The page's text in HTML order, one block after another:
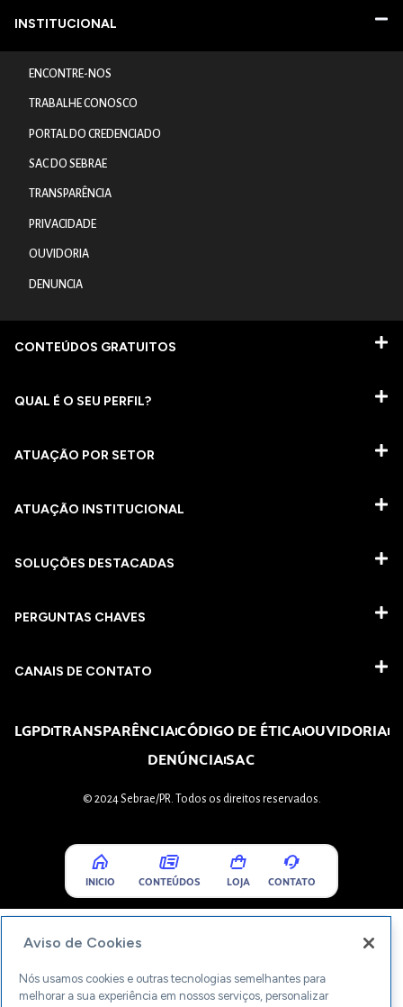
INSTITUCIONAL
ENCONTRE-NOS
TRABALHE CONOSCO
PORTAL DO CREDENCIADO
SAC DO SEBRAE
TRANSPARÊNCIA
PRIVACIDADE
OUVIDORIA
DENUNCIA
CONTEÚDOS GRATUITOS
QUAL É O SEU PERFIL?
ATUAÇÃO POR SETOR
ATUAÇÃO INSTITUCIONAL
SOLUÇÕES DESTACADAS
PERGUNTAS CHAVES​
CANAIS DE CONTATO
LGPDTRANSPARÊNCIACÓDIGO DE ÉTICAOUVIDORIA
DENÚNCIASAC
© 2024 Sebrae/PR. Todos os direitos reservados.
INICIO CONTEÚDOS LOJA CONTATO
Aviso de Cookies
Nós usamos cookies e outras tecnologias semelhantes para
melhorar a sua experiência em nossos serviços, personalizar